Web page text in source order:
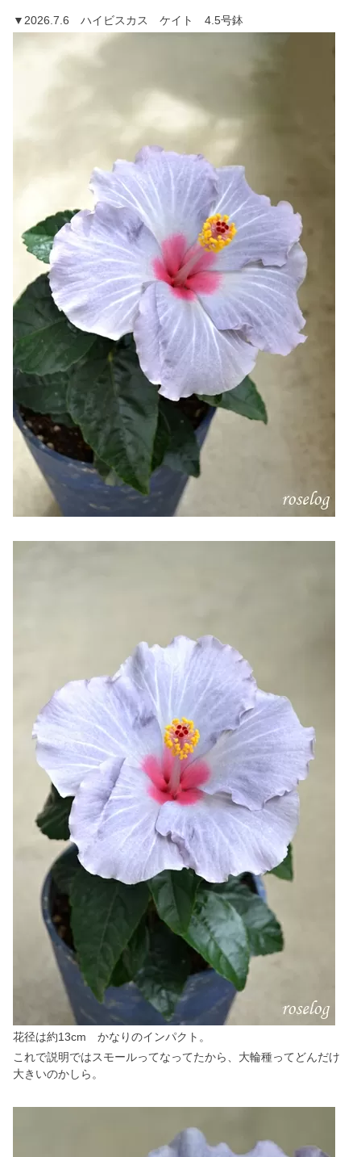
▼2026.7.6 ハイビスカス ケイト 4.5号鉢
花径は約13cm かなりのインパクト。
これで説明ではスモールってなってたから、大輪種ってどんだけ
大きいのかしら。